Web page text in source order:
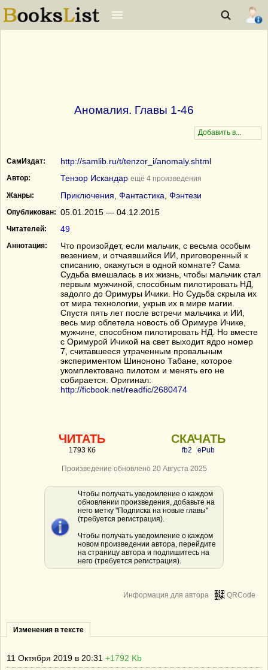
Аномалия. Главы 1-46
СамИздат: http://samlib.ru/t/tenzor_i/anomaly.shtml
Автор: Тензор Искандар ещё 4 произведения
Жанры:
Приключения Фантастика Фэнтези
Опубликован: 05.01.2015 — 04.12.2015
Читателей: 49
Аннотация:
Что произойдет, если мальчик, с весьма особым
везением, и отчаявшийся ИИ, приговоренный к
списанию, окажуться в одной комнате? Сама
Судьба вмешалась в их жизнь, чтобы мальчик стал
первым мужчиной, способным пилотировать НД,
задолго до Оримуры Ичики. Но Судьба скрыла их
от мира технологии, укрыв их в мире магии.
Спустя пять лет после встречи мальчика и ИИ,
весь мир облетела новость об Оримуре Ичике,
мужчине, способном пилотировать НД. Но вместе
с Оримурой Ичикой на свет выходит ядро номер
7, считавшееся утраченным провальным
экспериментом Шинононо Табане, которое
укомплектовано пилотом и менять его не
собирается. Оригинал:
http://ficbook.net/readfic/2680474
ЧИТАТЬ
1793 Кб
СКАЧАТЬ
fb2 ePub
Произведение обновлено 20 Августа 2025
Чтобы получать уведомление о каждом
обновлении произведения, добавьте на
него метку "Подписка на новые главы"
(требуется регистрация).
Чтобы получать уведомление о каждом
новом произведении автора, перейдите
на страницу автора и подпишитесь на
него (требуется регистрация).
QRCode
Информация для автора
Изменения в тексте
11 Октября 2019 в 20:31 +1792 Kb